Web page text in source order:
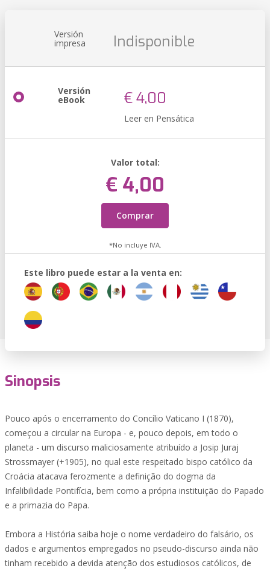
Versión
impresa Indisponible
Versión
eBook € 4,00
Leer en Pensática
Valor total:
€ 4,00
Comprar
*No incluye IVA.
Este libro puede estar a la venta en:
Sinopsis
Pouco após o encerramento do Concílio Vaticano I (1870),
começou a circular na Europa - e, pouco depois, em todo o
planeta - um discurso maliciosamente atribuído a Josip Juraj
Strossmayer (+1905), no qual este respeitado bispo católico da
Croácia atacava ferozmente a definição do dogma da
Infalibilidade Pontifícia, bem como a própria instituição do Papado
e a primazia do Papa.
Embora a História saiba hoje o nome verdadeiro do falsário, os
dados e argumentos empregados no pseudo-discurso ainda não
tinham recebido a devida atenção dos estudiosos católicos, de